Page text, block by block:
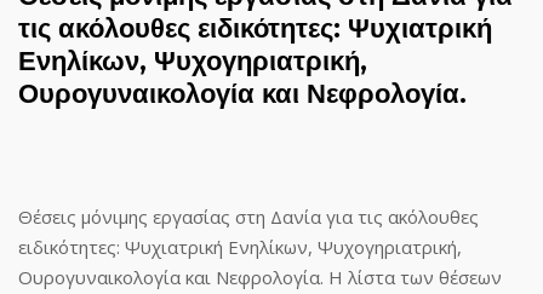
τις ακόλουθες ειδικότητες: Ψυχιατρική
Ενηλίκων, Ψυχογηριατρική,
Ουρογυναικολογία και Νεφρολογία.
Θέσεις μόνιμης εργασίας στη Δανία για τις ακόλουθες
ειδικότητες: Ψυχιατρική Ενηλίκων, Ψυχογηριατρική,
Ουρογυναικολογία και Νεφρολογία. Η λίστα των θέσεων